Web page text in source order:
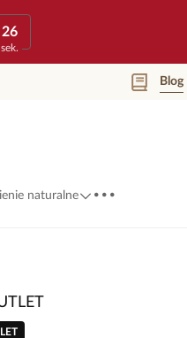
26
sek.
Blog
naturalne ...